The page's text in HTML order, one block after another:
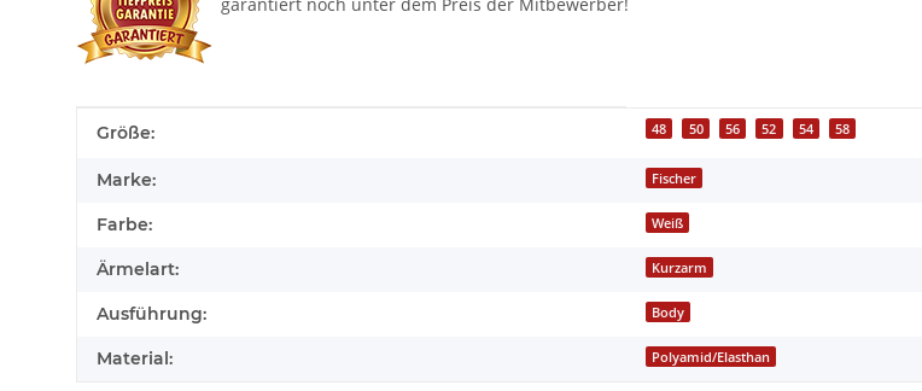
Produkteigenschaft
Wert
Größe: 48 50 56 52 54 58
Marke: Fischer
Farbe: Weiß
Ärmelart: Kurzarm
Ausführung: Body
Material: Polyamid/Elasthan